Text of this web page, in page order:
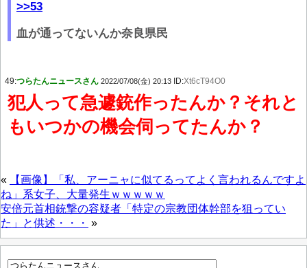
>>53
血が通ってないんか奈良県民
49:つらたんニュースさん 2022/07/08(金) 20:13 ID:Xt6cT94O0
犯人って急遽銃作ったんか？それと
もいつかの機会伺ってたんか？
«
【画像】「私、アーニャに似てるってよく言われるんですよ
ね」系女子、大量発生ｗｗｗｗｗ
安倍元首相銃撃の容疑者「特定の宗教団体幹部を狙ってい
た」と供述・・・ »